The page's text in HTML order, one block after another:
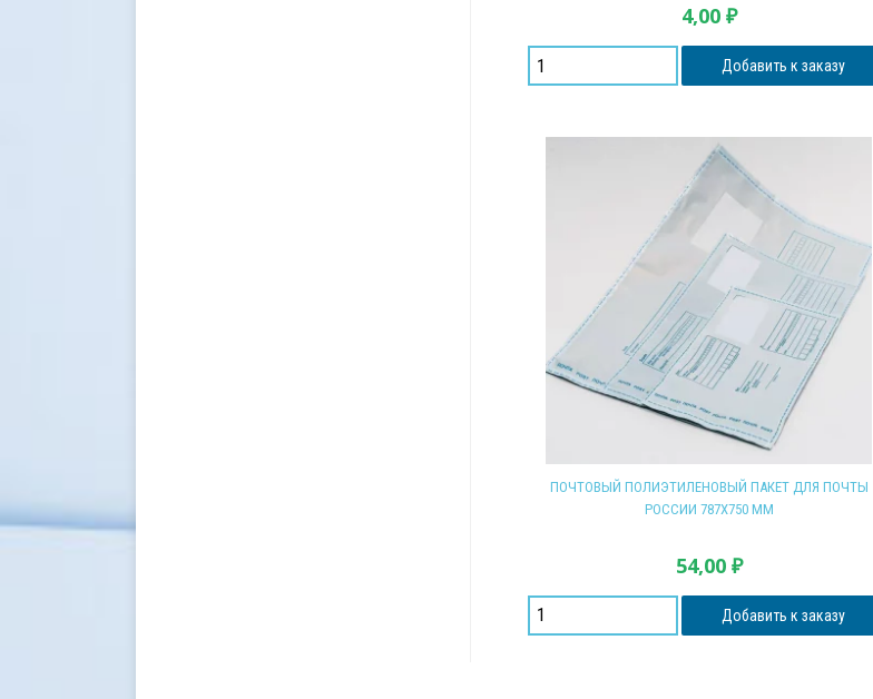
4,00 ₽
Добавить к заказу
ПОЧТОВЫЙ ПОЛИЭТИЛЕНОВЫЙ ПАКЕТ ДЛЯ ПОЧТЫ
РОССИИ 787Х750 ММ
54,00 ₽
Добавить к заказу